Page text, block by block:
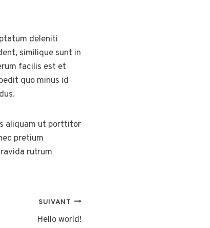
deleniti
similique sunt in
facilis est et
quo minus id
aliquam ut porttitor
pretium
rutrum
SUIVANT
Hello world!